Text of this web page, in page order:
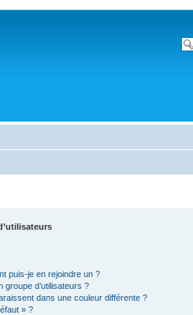
puis-je en rejoindre un ?
groupe d’utilisateurs ?
dans une couleur différente ?
» ?